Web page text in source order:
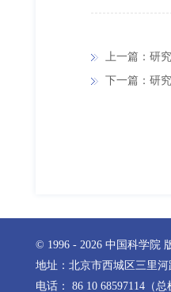
上一篇：研
下一篇：研
© 1996 - 2026 中国科学院
地址：北京市西城区三里河
电话： 86 10 68597114（